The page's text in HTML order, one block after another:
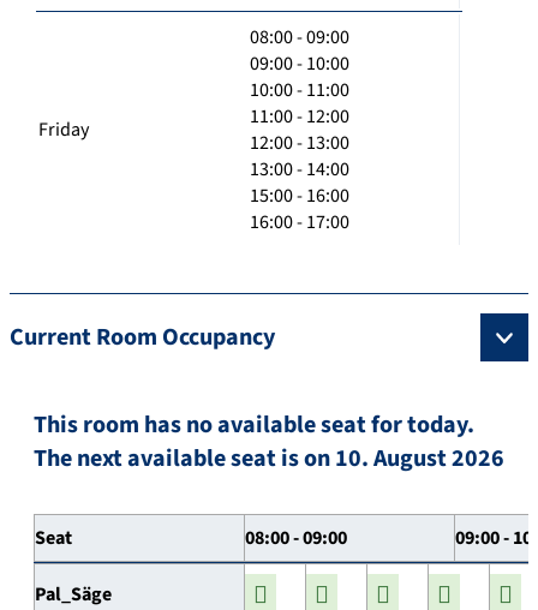
Friday
08:00 - 09:00
09:00 - 10:00
10:00 - 11:00
11:00 - 12:00
12:00 - 13:00
13:00 - 14:00
15:00 - 16:00
16:00 - 17:00
Current Room Occupancy
This room has no available seat for today.
The next available seat is on 10. August 2026
Seat 08:00 - 09:00 09:00 -
Pal_Säge